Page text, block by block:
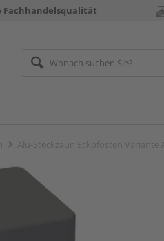
Fachhandelsqualität